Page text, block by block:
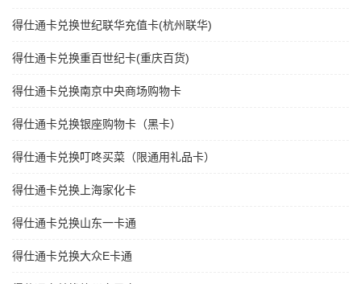
得仕通卡兑换世纪联华充值卡(杭州联华)
得仕通卡兑换重百世纪卡(重庆百货)
得仕通卡兑换南京中央商场购物卡
得仕通卡兑换银座购物卡（黑卡）
得仕通卡兑换叮咚买菜（限通用礼品卡）
得仕通卡兑换上海家化卡
得仕通卡兑换山东一卡通
得仕通卡兑换大众E卡通